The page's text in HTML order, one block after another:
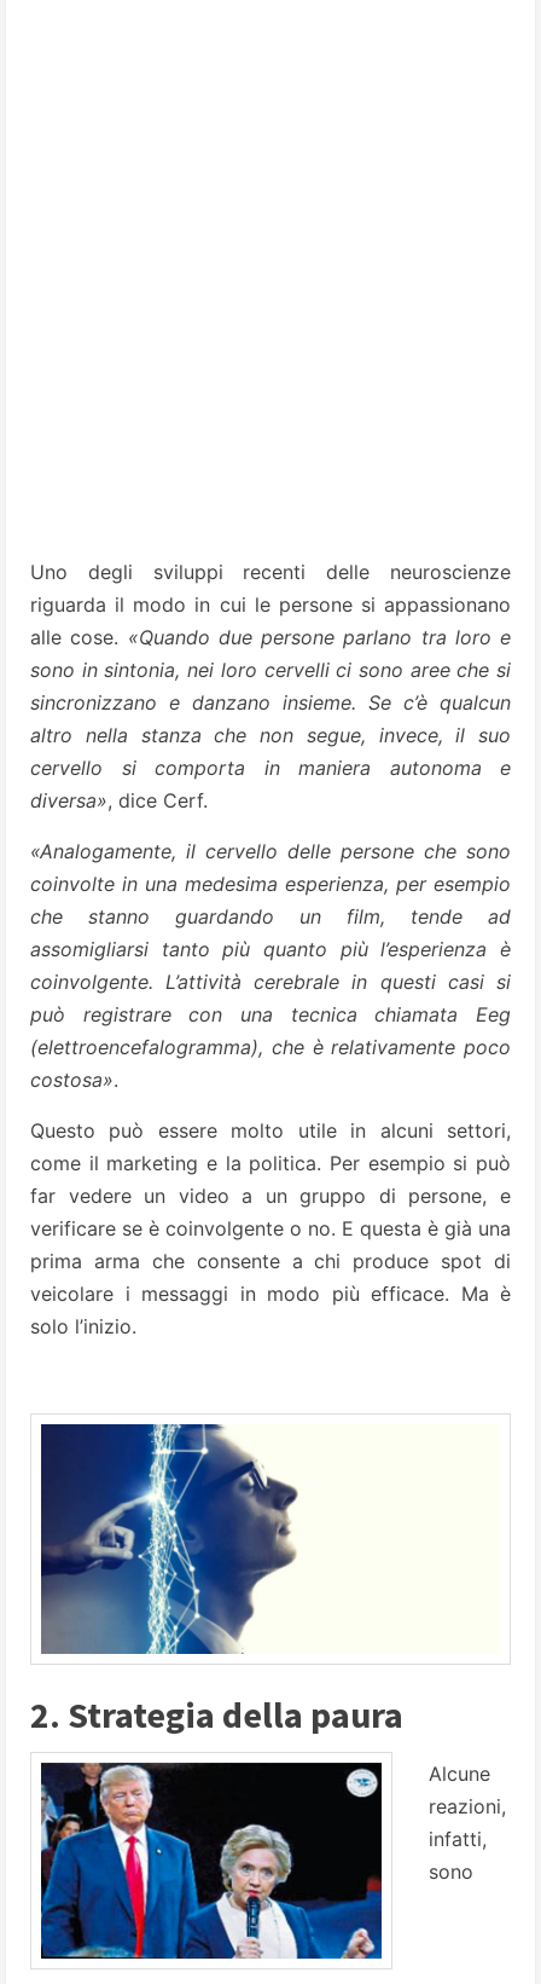
Uno degli sviluppi recenti delle neuroscienze
riguarda il modo in cui le persone si appassionano
alle cose. «Quando due persone parlano tra loro e
sono in sintonia, nei loro cervelli ci sono aree che si
sincronizzano e danzano insieme. Se c’è qualcun
altro nella stanza che non segue, invece, il suo
cervello si comporta in maniera autonoma e
diversa», dice Cerf.
«Analogamente, il cervello delle persone che sono
coinvolte in una medesima esperienza, per esempio
che stanno guardando un film, tende ad
assomigliarsi tanto più quanto più l’esperienza è
coinvolgente. L’attività cerebrale in questi casi si
può registrare con una tecnica chiamata Eeg
(elettroencefalogramma), che è relativamente poco
costosa».
Questo può essere molto utile in alcuni settori,
come il marketing e la politica. Per esempio si può
far vedere un video a un gruppo di persone, e
verificare se è coinvolgente o no. E questa è già una
prima arma che consente a chi produce spot di
veicolare i messaggi in modo più efficace. Ma è
solo l’inizio.
2. Strategia della paura
Alcune
reazioni,
infatti,
sono